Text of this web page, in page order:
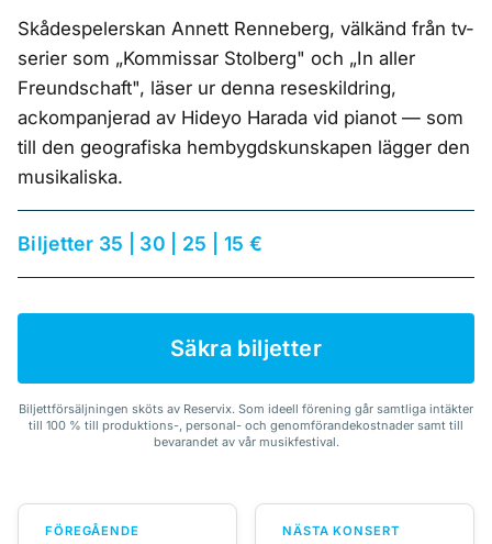
Skådespelerskan Annett Renneberg, välkänd från tv-
serier som „Kommissar Stolberg" och „In aller
Freundschaft", läser ur denna reseskildring,
ackompanjerad av Hideyo Harada vid pianot — som
till den geografiska hembygdskunskapen lägger den
musikaliska.
Biljetter 35 | 30 | 25 | 15 €
Säkra biljetter
Biljettförsäljningen sköts av Reservix. Som ideell förening går samtliga intäkter
till 100 % till produktions-, personal- och genomförandekostnader samt till
bevarandet av vår musikfestival.
FÖREGÅENDE
NÄSTA KONSERT